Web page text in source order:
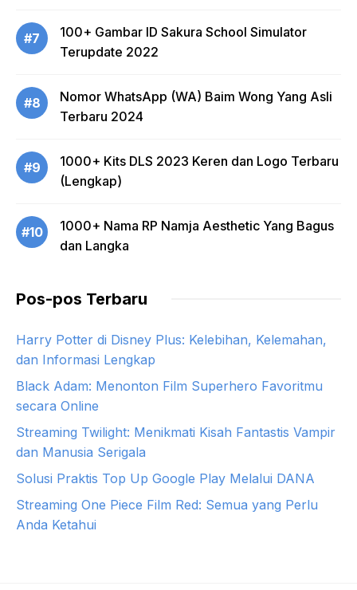
#7
100+ Gambar ID Sakura School Simulator
Terupdate 2022
#8
Nomor WhatsApp (WA) Baim Wong Yang Asli
Terbaru 2024
#9
1000+ Kits DLS 2023 Keren dan Logo Terbaru
(Lengkap)
#10
1000+ Nama RP Namja Aesthetic Yang Bagus
dan Langka
Pos-pos Terbaru
Harry Potter di Disney Plus: Kelebihan, Kelemahan,
dan Informasi Lengkap
Black Adam: Menonton Film Superhero Favoritmu
secara Online
Streaming Twilight: Menikmati Kisah Fantastis Vampir
dan Manusia Serigala
Solusi Praktis Top Up Google Play Melalui DANA
Streaming One Piece Film Red: Semua yang Perlu
Anda Ketahui